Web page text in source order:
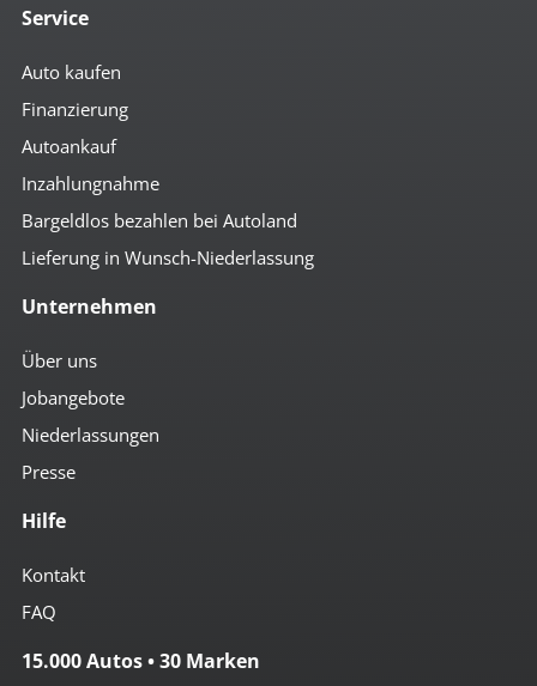
Service
Auto kaufen
Finanzierung
Autoankauf
Inzahlungnahme
Bargeldlos bezahlen bei Autoland
Lieferung in Wunsch-Niederlassung
Unternehmen
Über uns
Jobangebote
Niederlassungen
Presse
Hilfe
Kontakt
FAQ
15.000 Autos • 30 Marken